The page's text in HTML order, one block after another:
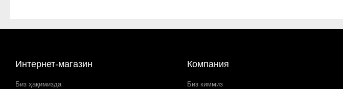
Интернет-магазин
Биз ҳақимизда
Компания
Биз киммиз